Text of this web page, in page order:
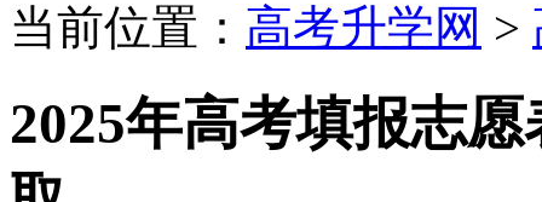
当前位置： 高考升学网 >
2025年高考填报志